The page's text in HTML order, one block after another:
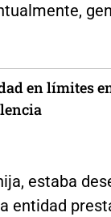
en límites
estaba
entidad